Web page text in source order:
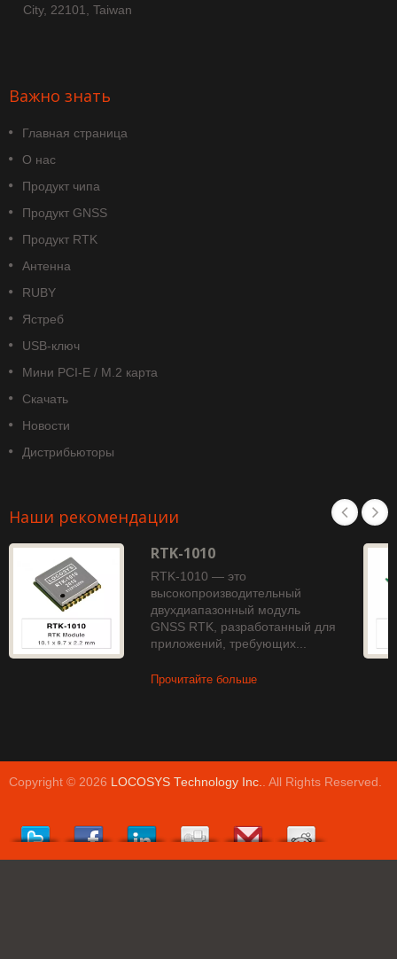
City, 22101, Taiwan
Важно знать
Главная страница
О нас
Продукт чипа
Продукт GNSS
Продукт RTK
Антенна
RUBY
Ястреб
USB-ключ
Мини PCI-E / M.2 карта
Скачать
Новости
Дистрибьюторы
Наши рекомендации
RTK-1010
RTK-1010 — это
высокопроизводительный
двухдиапазонный модуль
GNSS RTK, разработанный для
приложений, требующих...
Прочитайте больше
Copyright © 2026 LOCOSYS Technology Inc.. All Rights Reserved.